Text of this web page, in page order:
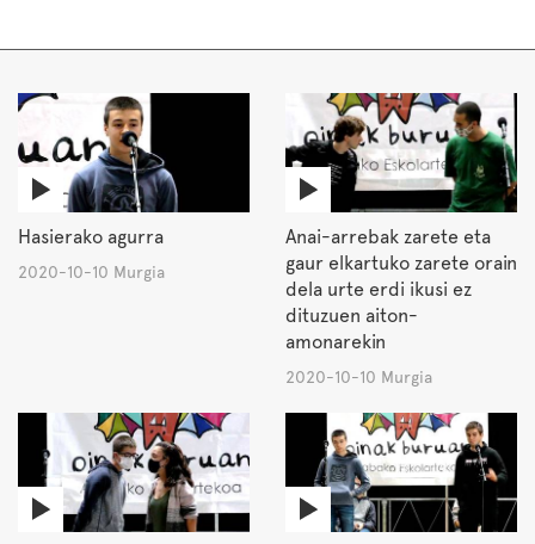
Hasierako agurra
2020-10-10 Murgia
Anai-arrebak zarete eta
gaur elkartuko zarete orain
dela urte erdi ikusi ez
dituzuen aiton-
amonarekin
2020-10-10 Murgia